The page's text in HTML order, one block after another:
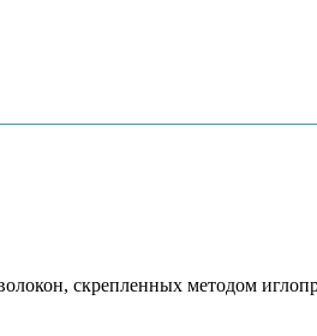
скрепленных методом